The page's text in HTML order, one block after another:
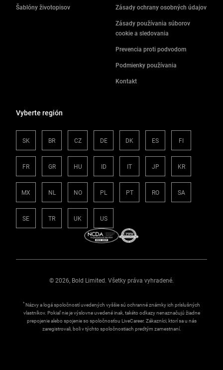
Šablóny životopisov
Zásady ochrany osobných údajov
Zásady používania súborov
cookie a sledovania
Prevencia proti podvodom
Podmienky používania
Kontakt
Vyberte región
SK BR CZ DE DK ES FI
FR GR HU ID IT JP KR
MX NL NO PL PT RO SA
SE TR UK US
© 2026, Bold Limited. Všetky práva vyhradené.
* Názvy a logá spoločností uvedených vyššie sú ochranné známky ich príslušných
vlastníkov. Pokiaľ nie je výslovne uvedené inak, takéto odkazy nenaznačujú žiadne
prepojenie alebo spojenie so spoločnosťou LiveCareer. Zákazníci, ktorí sa u nás
zaregistrovali, boli v týchto spoločnostiach predtým zamestnaní.